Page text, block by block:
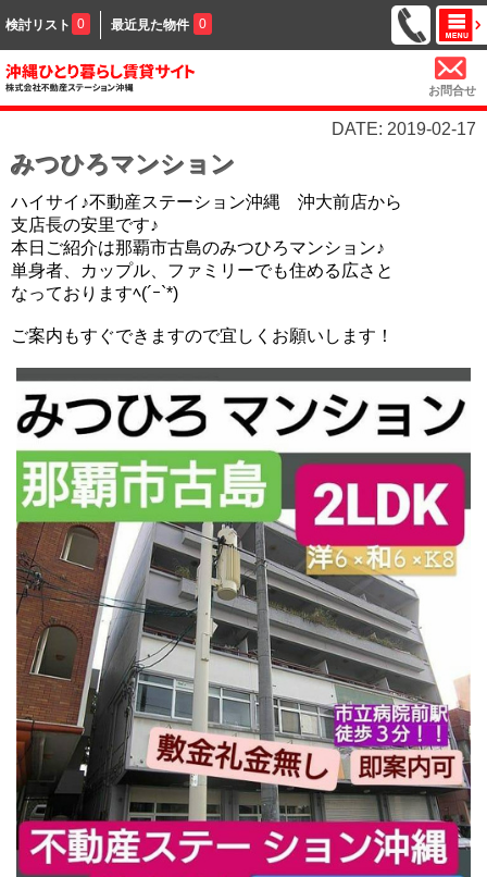
検討リスト 0 最近見た物件 0
お問合せ
DATE: 2019-02-17
みつひろマンション
ハイサイ♪不動産ステーション沖縄 沖大前店から
支店長の安里です♪
本日ご紹介は那覇市古島のみつひろマンション♪
単身者、カップル、ファミリーでも住める広さと
なっておりますﾍ(´ｰ`*)
ご案内もすぐできますので宜しくお願いします！